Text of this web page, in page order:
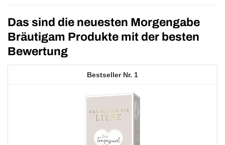
Das sind die neuesten Morgengabe
Bräutigam Produkte mit der besten
Bewertung
1